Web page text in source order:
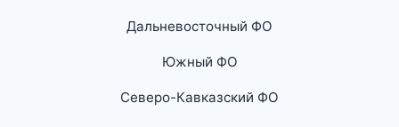
Дальневосточный ФО
Южный ФО
Северо-Кавказский ФО